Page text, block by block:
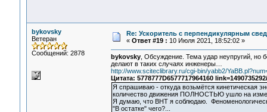
bykovsky
Ветеран
Сообщений: 2878
Re: Ускоритель с перпендикулярным
« Ответ #19 : 10 Июля 2021, 18:52:02 »
bykovsky, Обсуждение. Тема удар неупругий, но
делают в таких случаях инженеры…
http://www.sciteclibrary.ru/cgi-bin/yabb2/
Цитата: 5778777D6577717964160
Я спрашиваю - откуда возьмётся кинетическая
количество движения ПОЛНОСТЬЮ ушло на
Я думаю, что ВНТ я соблюдаю.
"В остатке" чего?...